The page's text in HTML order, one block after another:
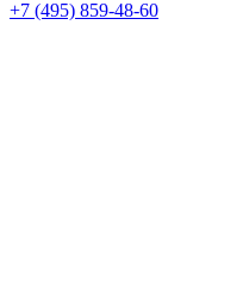
+7 (495) 859-48-60